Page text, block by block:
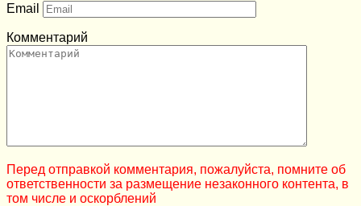
Email
Комментарий
Перед отправкой комментария, пожалуйста, помните об
ответственности за размещение незаконного контента, в
том числе и оскорблений